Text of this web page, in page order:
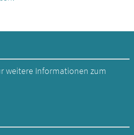
weitere Informationen zum